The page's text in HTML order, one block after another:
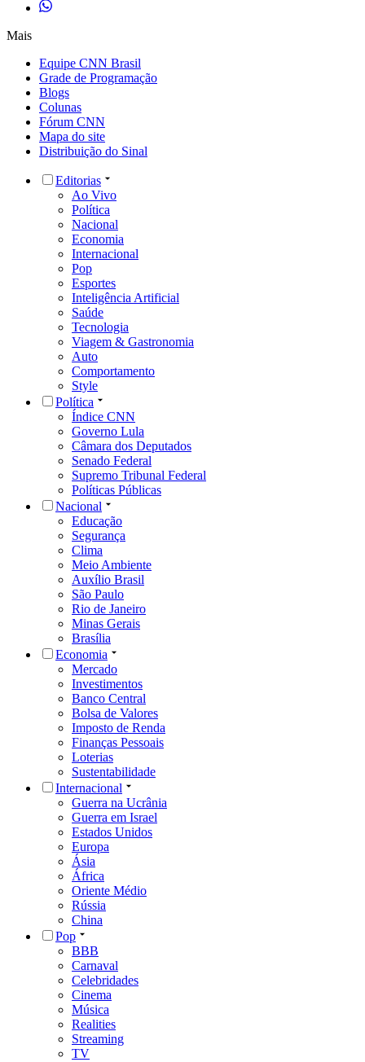
Mais
Equipe CNN Brasil
Grade de Programação
Blogs
Colunas
Fórum CNN
Mapa do site
Distribuição do Sinal
Editorias
Ao Vivo
Política
Nacional
Economia
Internacional
Pop
Esportes
Inteligência Artificial
Saúde
Tecnologia
Viagem & Gastronomia
Auto
Comportamento
Style
Política
Índice CNN
Governo Lula
Câmara dos Deputados
Senado Federal
Supremo Tribunal Federal
Políticas Públicas
Nacional
Educação
Segurança
Clima
Meio Ambiente
Auxílio Brasil
São Paulo
Rio de Janeiro
Minas Gerais
Brasília
Economia
Mercado
Investimentos
Banco Central
Bolsa de Valores
Imposto de Renda
Finanças Pessoais
Loterias
Sustentabilidade
Internacional
Guerra na Ucrânia
Guerra em Israel
Estados Unidos
Europa
Ásia
África
Oriente Médio
Rússia
China
Pop
BBB
Carnaval
Celebridades
Cinema
Música
Realities
Streaming
TV